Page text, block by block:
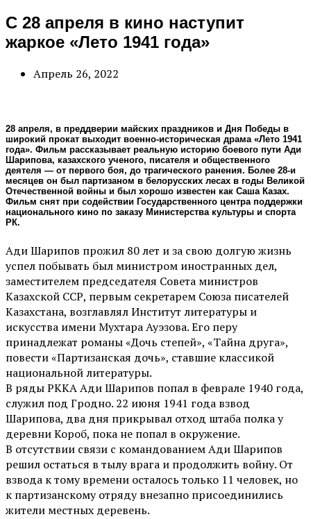
C 28 апреля в кино наступит
жаркое «Лето 1941 года»
Апрель 26, 2022
28 апреля, в преддверии майских праздников и Дня Победы в
широкий прокат выходит военно-историческая драма «Лето 1941
года». Фильм рассказывает реальную историю боевого пути Ади
Шарипова, казахского ученого, писателя и общественного
деятеля — от первого боя, до трагического ранения. Более 28-и
месяцев он был партизаном в белорусских лесах в годы Великой
Отечественной войны и был хорошо известен как Саша Казах.
Фильм снят при содействии Государственного центра поддержки
национального кино по заказу Министерства культуры и спорта
РК.
Ади Шарипов прожил 80 лет и за свою долгую жизнь
успел побывать был министром иностранных дел,
заместителем председателя Совета министров
Казахской ССР, первым секретарем Союза писателей
Казахстана, возглавлял Институт литературы и
искусства имени Мухтара Ауэзова. Его перу
принадлежат романы «Дочь степей», «Тайна друга»,
повести «Партизанская дочь», ставшие классикой
национальной литературы.
В ряды РККА Ади Шарипов попал в феврале 1940 года,
служил под Гродно. 22 июня 1941 года взвод
Шарипова, два дня прикрывал отход штаба полка у
деревни Короб, пока не попал в окружение.
В отсутствии связи с командованием Ади Шарипов
решил остаться в тылу врага и продолжить войну. От
взвода к тому времени осталось только 11 человек, но
к партизанскому отряду внезапно присоединились
жители местных деревень.